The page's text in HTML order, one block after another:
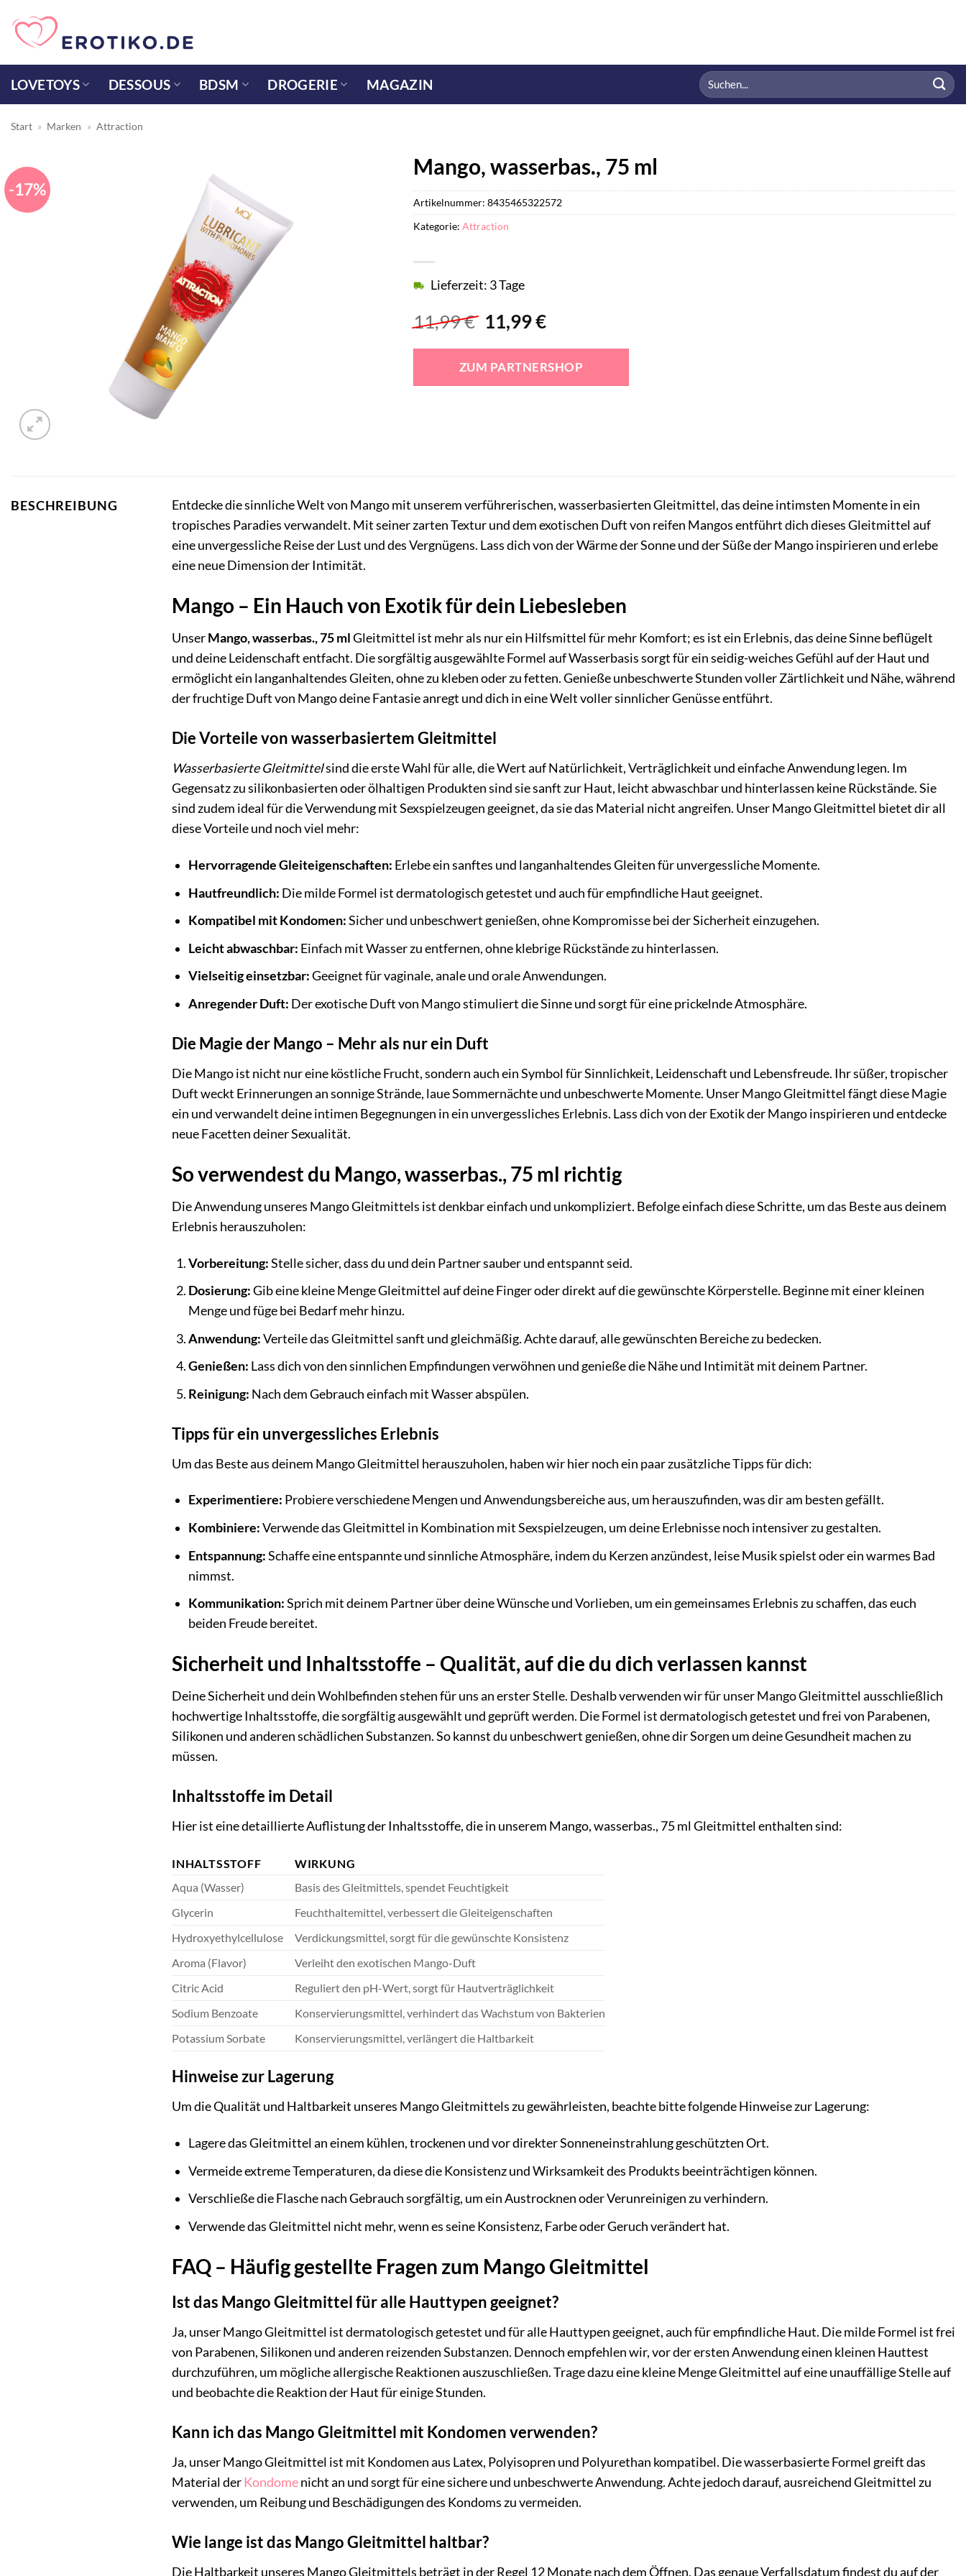
Inhalt
springen
LOVETOYS DESSOUS BDSM DROGERIE MAGAZIN
Suchen
nach:
Start » Marken » Attraction
-17%
Mango, wasserbas., 75 ml
11,99€ Ursprünglicher
Preis
war:
11,99 €
11,99€Aktueller
ist:
11,99 €.
Lieferzeit: 3 Tage
ZUM PARTNERSHOP
Artikelnummer: 8435465322572
Kategorie: Attraction
BESCHREIBUNG
Entdecke die sinnliche Welt von Mango mit unserem verführerischen, wasserbasierten Gleitmittel, das deine intimsten Momente in ein
tropisches Paradies verwandelt. Mit seiner zarten Textur und dem exotischen Duft von reifen Mangos entführt dich dieses Gleitmittel auf
eine unvergessliche Reise der Lust und des Vergnügens. Lass dich von der Wärme der Sonne und der Süße der Mango inspirieren und erlebe
eine neue Dimension der Intimität.
Mango – Ein Hauch von Exotik für dein Liebesleben
UnserMango, wasserbas., 75 mlGleitmittel ist mehr als nur ein Hilfsmittel für mehr Komfort; es ist ein Erlebnis, das deine Sinne beflügelt
und deine Leidenschaft entfacht. Die sorgfältig ausgewählte Formel auf Wasserbasis sorgt für ein seidig-weiches Gefühl auf der Haut und
ermöglicht ein langanhaltendes Gleiten, ohne zu kleben oder zu fetten. Genieße unbeschwerte Stunden voller Zärtlichkeit und Nähe, während
der fruchtige Duft von Mango deine Fantasie anregt und dich in eine Welt voller sinnlicher Genüsse entführt.
Die Vorteile von wasserbasiertem Gleitmittel
Wasserbasierte Gleitmittelsind die erste Wahl für alle, die Wert auf Natürlichkeit, Verträglichkeit und einfache Anwendung legen. Im
Gegensatz zu silikonbasierten oder ölhaltigen Produkten sind sie sanft zur Haut, leicht abwaschbar und hinterlassen keine Rückstände. Sie
sind zudem ideal für die Verwendung mit Sexspielzeugen geeignet, da sie das Material nicht angreifen. Unser Mango Gleitmittel bietet dir all
diese Vorteile und noch viel mehr:
Hervorragende Gleiteigenschaften: Erlebe ein sanftes und langanhaltendes Gleiten für unvergessliche Momente.
Hautfreundlich: Die milde Formel ist dermatologisch getestet und auch für empfindliche Haut geeignet.
Kompatibel mit Kondomen:Sicher und unbeschwert genießen, ohne Kompromisse bei der Sicherheit einzugehen.
Leicht abwaschbar: Einfach mit Wasser zu entfernen, ohne klebrige Rückstände zu hinterlassen.
Vielseitig einsetzbar:Geeignet für vaginale, anale und orale Anwendungen.
Anregender Duft: Der exotische Duft von Mango stimuliert die Sinne und sorgt für eine prickelnde Atmosphäre.
Die Magie der Mango – Mehr als nur ein Duft
Die Mango ist nicht nur eine köstliche Frucht, sondern auch ein Symbol für Sinnlichkeit, Leidenschaft und Lebensfreude. Ihr süßer, tropischer
Duft weckt Erinnerungen an sonnige Strände, laue Sommernächte und unbeschwerte Momente. Unser Mango Gleitmittel fängt diese Magie
ein und verwandelt deine intimen Begegnungen in ein unvergessliches Erlebnis. Lass dich von der Exotik der Mango inspirieren und entdecke
neue Facetten deiner Sexualität.
So verwendest du Mango, wasserbas., 75 ml richtig
Die Anwendung unseres Mango Gleitmittels ist denkbar einfach und unkompliziert. Befolge einfach diese Schritte, um das Beste aus deinem
Erlebnis herauszuholen:
Vorbereitung:Stelle sicher, dass du und dein Partner sauber und entspannt seid.
Dosierung:Gib eine kleine Menge Gleitmittel auf deine Finger oder direkt auf die gewünschte Körperstelle. Beginne mit einer kleinen
Menge und füge bei Bedarf mehr hinzu.
Anwendung:Verteile das Gleitmittel sanft und gleichmäßig. Achte darauf, alle gewünschten Bereiche zu bedecken.
Genießen: Lass dich von den sinnlichen Empfindungen verwöhnen und genieße die Nähe und Intimität mit deinem Partner.
Reinigung: Nach dem Gebrauch einfach mit Wasser abspülen.
Tipps für ein unvergessliches Erlebnis
Um das Beste aus deinem Mango Gleitmittel herauszuholen, haben wir hier noch ein paar zusätzliche Tipps für dich:
Experimentiere: Probiere verschiedene Mengen und Anwendungsbereiche aus, um herauszufinden, was dir am besten gefällt.
Kombiniere:Verwende das Gleitmittel in Kombination mit Sexspielzeugen, um deine Erlebnisse noch intensiver zu gestalten.
Entspannung:Schaffe eine entspannte und sinnliche Atmosphäre, indem du Kerzen anzündest, leise Musik spielst oder ein warmes Bad
nimmst.
Kommunikation:Sprich mit deinem Partner über deine Wünsche und Vorlieben, um ein gemeinsames Erlebnis zu schaffen, das euch
beiden Freude bereitet.
Sicherheit und Inhaltsstoffe – Qualität, auf die du dich verlassen kannst
Deine Sicherheit und dein Wohlbefinden stehen für uns an erster Stelle. Deshalb verwenden wir für unser Mango Gleitmittel ausschließlich
hochwertige Inhaltsstoffe, die sorgfältig ausgewählt und geprüft werden. Die Formel ist dermatologisch getestet und frei von Parabenen,
Silikonen und anderen schädlichen Substanzen. So kannst du unbeschwert genießen, ohne dir Sorgen um deine Gesundheit machen zu
müssen.
Inhaltsstoffe im Detail
Hier ist eine detaillierte Auflistung der Inhaltsstoffe, die in unserem Mango, wasserbas., 75 ml Gleitmittel enthalten sind:
INHALTSSTOFF
WIRKUNG
Aqua (Wasser)
Basis des Gleitmittels, spendet Feuchtigkeit
Glycerin
Feuchthaltemittel, verbessert die Gleiteigenschaften
Hydroxyethylcellulose
Verdickungsmittel, sorgt für die gewünschte Konsistenz
Aroma (Flavor)
Verleiht den exotischen Mango-Duft
Citric Acid
Reguliert den pH-Wert, sorgt für Hautverträglichkeit
Sodium Benzoate
Konservierungsmittel, verhindert das Wachstum von Bakterien
Potassium Sorbate
Konservierungsmittel, verlängert die Haltbarkeit
Hinweise zur Lagerung
Um die Qualität und Haltbarkeit unseres Mango Gleitmittels zu gewährleisten, beachte bitte folgende Hinweise zur Lagerung:
Lagere das Gleitmittel an einem kühlen, trockenen und vor direkter Sonneneinstrahlung geschützten Ort.
Vermeide extreme Temperaturen, da diese die Konsistenz und Wirksamkeit des Produkts beeinträchtigen können.
Verschließe die Flasche nach Gebrauch sorgfältig, um ein Austrocknen oder Verunreinigen zu verhindern.
Verwende das Gleitmittel nicht mehr, wenn es seine Konsistenz, Farbe oder Geruch verändert hat.
FAQ – Häufig gestellte Fragen zum Mango Gleitmittel
Ist das Mango Gleitmittel für alle Hauttypen geeignet?
Ja, unser Mango Gleitmittel ist dermatologisch getestet und für alle Hauttypen geeignet, auch für empfindliche Haut. Die milde Formel ist frei
von Parabenen, Silikonen und anderen reizenden Substanzen. Dennoch empfehlen wir, vor der ersten Anwendung einen kleinen Hauttest
durchzuführen, um mögliche allergische Reaktionen auszuschließen. Trage dazu eine kleine Menge Gleitmittel auf eine unauffällige Stelle auf
und beobachte die Reaktion der Haut für einige Stunden.
Kann ich das Mango Gleitmittel mit Kondomen verwenden?
Ja, unser Mango Gleitmittel ist mit Kondomen aus Latex, Polyisopren und Polyurethan kompatibel. Die wasserbasierte Formel greift das
Material derKondomenicht an und sorgt für eine sichere und unbeschwerte Anwendung. Achte jedoch darauf, ausreichend Gleitmittel zu
verwenden, um Reibung und Beschädigungen des Kondoms zu vermeiden.
Wie lange ist das Mango Gleitmittel haltbar?
Die Haltbarkeit unseres Mango Gleitmittels beträgt in der Regel 12 Monate nach dem Öffnen. Das genaue Verfallsdatum findest du auf der